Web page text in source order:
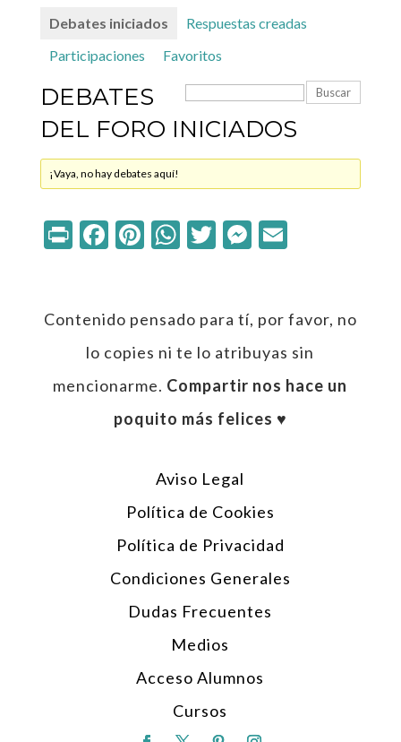
Debates iniciados
Respuestas creadas
Participaciones
Favoritos
DEBATES
DEL FORO INICIADOS
¡Vaya, no hay debates aquí!
PrintFacebook
Pinterest
WhatsApp
Twitter
Messenger
Email
Contenido pensado para tí, por favor, no
lo copies ni te lo atribuyas sin
mencionarme. Compartir nos hace un
poquito más felices ♥︎
Aviso Legal
Política de Cookies
Política de Privacidad
Condiciones Generales
Dudas Frecuentes
Medios
Acceso Alumnos
Cursos